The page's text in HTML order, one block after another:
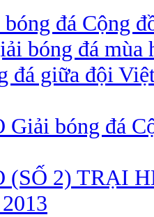
đá Cộng
bóng đá mùa
đá giữa đội
bóng đá
(SỐ 2) TRẠI